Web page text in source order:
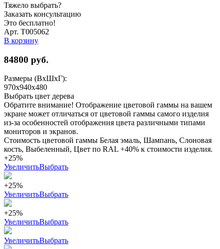
Тяжело выбрать?
Заказать консультацию
Это бесплатно!
Арт. Т005062
В корзину
84800 руб.
Размеры (ВхШхГ):
970x940x480
Выбрать цвет дерева
Обратите внимание! Отображение цветовой гаммы на вашем
экране может отличаться от цветовой гаммы самого изделия
из-за особенностей отображения цвета различными типами
мониторов и экранов.
Стоимость цветовой гаммы Белая эмаль, Шампань, Слоновая
кость, Выбеленный, Цвет по RAL +40% к стоимости изделия.
+25%
УвеличитьВыбрать
+25%
УвеличитьВыбрать
+25%
УвеличитьВыбрать
УвеличитьВыбрать